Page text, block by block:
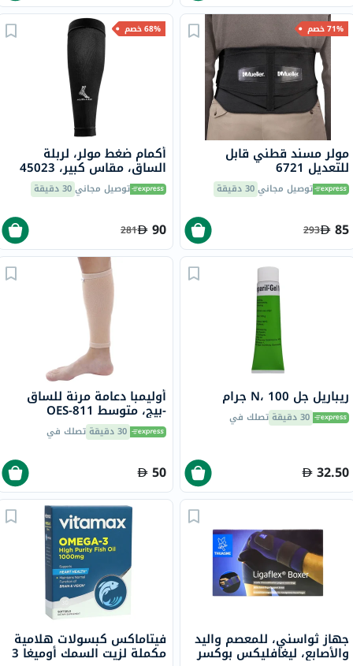
71% خصم
مولر مسند قطني قابل
للتعديل 6721
توصيل مجاني30 دقيقة
85
293
68% خصم
أكمام ضغط مولر، لربلة
الساق، مقاس كبير، 45023
توصيل مجاني30 دقيقة
90
281
ريباريل جل N، 100 جرام
30 دقيقة تصلك في
32.50
أوليمبا دعامة مرنة للساق
-بيج، متوسط ​​OES-811
30 دقيقة تصلك في
50
جهاز ثواسني، للمعصم واليد
والأصابع، ليغافليكس بوكسر
فيتاماكس كبسولات هلامية
مكملة لزيت السمك أوميغا 3